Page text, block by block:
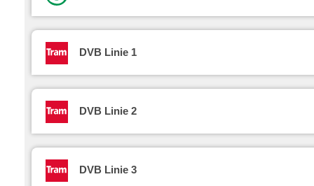
DVB Linie 1
DVB Linie 2
DVB Linie 3